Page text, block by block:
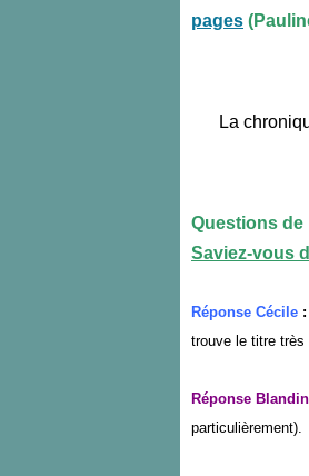
pages
La
Questions de
Saviez-vous
Réponse Cécile :
trouve le titre très
Réponse
particulièrement).